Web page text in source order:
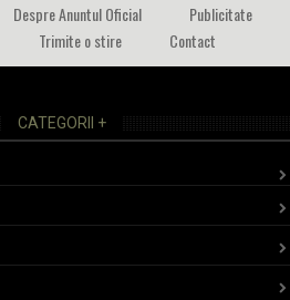
Despre Anuntul Oficial
Publicitate
Trimite o stire Contact
CATEGORII +